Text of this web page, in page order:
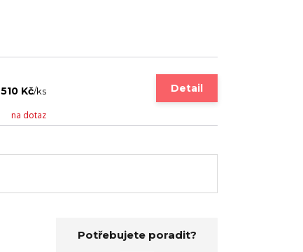
510 Kč/ks
na dotaz
Detail
Potřebujete poradit?